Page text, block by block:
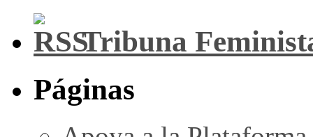
Tribuna
Páginas